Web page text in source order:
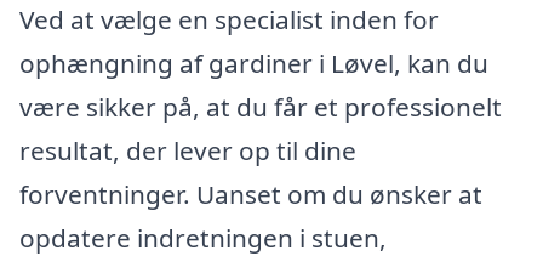
Ved at vælge en specialist inden for
ophængning af gardiner i Løvel, kan du
være sikker på, at du får et professionelt
resultat, der lever op til dine
forventninger. Uanset om du ønsker at
opdatere indretningen i stuen,